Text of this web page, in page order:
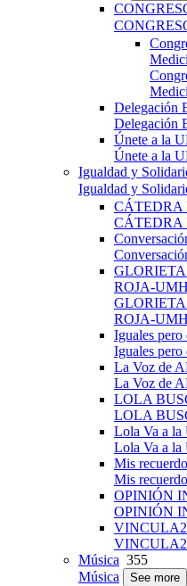
Delegación
Delegación
Únete a la
Únete a la
Igualdad y
Igualdad y
CÁTEDRA
CÁTEDRA
ROJA-UMH
ROJA-UMH
Iguales pero
Iguales pero
La Voz de
La Voz de
LOLA
LOLA
Lola Va a
Lola Va a
Mis
Mis
OPINIÓN
OPINIÓN
VINCULA2
VINCULA2
Música 355
Música
See more